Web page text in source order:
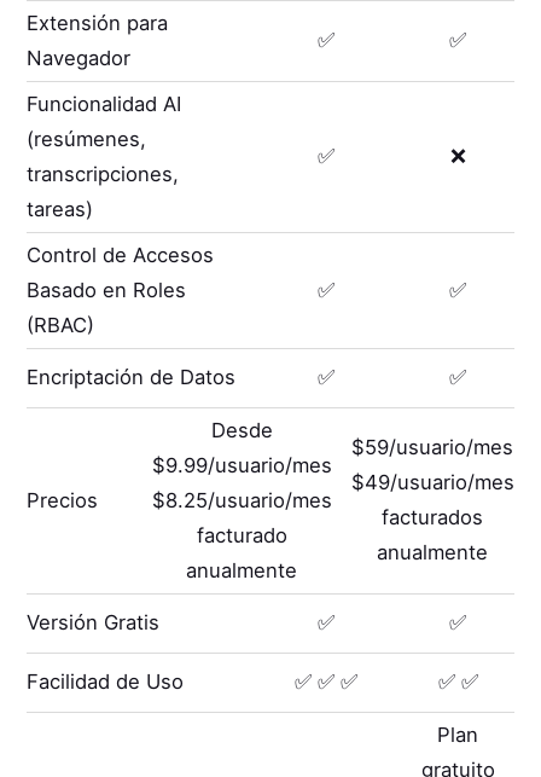
Extensión para
Navegador
✅ ✅
Funcionalidad AI
(resúmenes,
transcripciones,
tareas)
✅ ❌
Control de Accesos
Basado en Roles
(RBAC)
✅ ✅
Encriptación de Datos ✅ ✅
Precios
Desde
$9.99/usuario/mes
$8.25/usuario/mes
facturado
anualmente
$59/usuario/mes
$49/usuario/mes
facturados
anualmente
Versión Gratis ✅ ✅
Facilidad de Uso ✅ ✅ ✅ ✅ ✅
Plan
gratuito